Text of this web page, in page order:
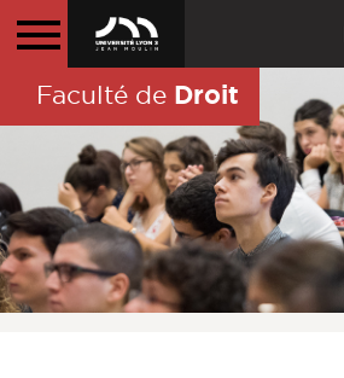
Faculté de Droit